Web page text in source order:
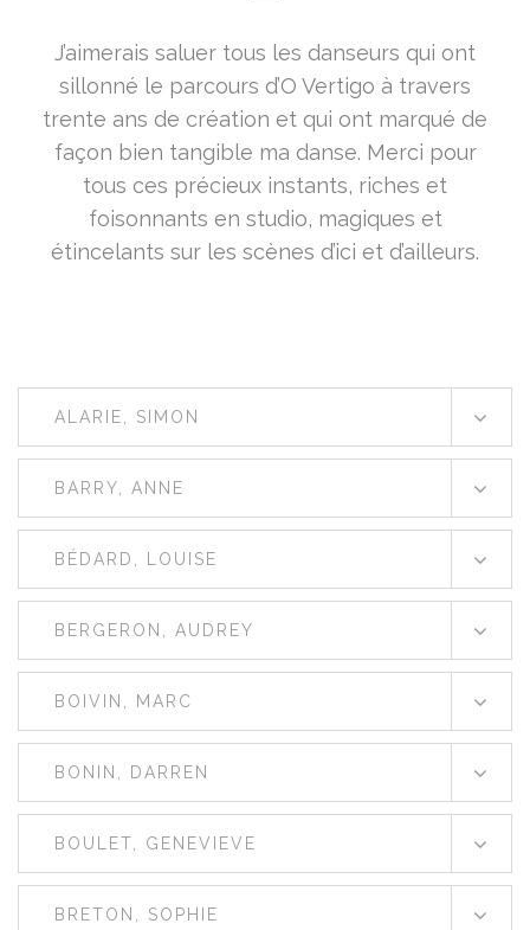
J’aimerais saluer tous les danseurs qui ont
sillonné le parcours d’O Vertigo à travers
trente ans de création et qui ont marqué de
façon bien tangible ma danse. Merci pour
tous ces précieux instants, riches et
foisonnants en studio, magiques et
étincelants sur les scènes d’ici et d’ailleurs.
ALARIE, SIMON
BARRY, ANNE
BÉDARD, LOUISE
BERGERON, AUDREY
BOIVIN, MARC
BONIN, DARREN
BOULET, GENEVIEVE
BRETON, SOPHIE